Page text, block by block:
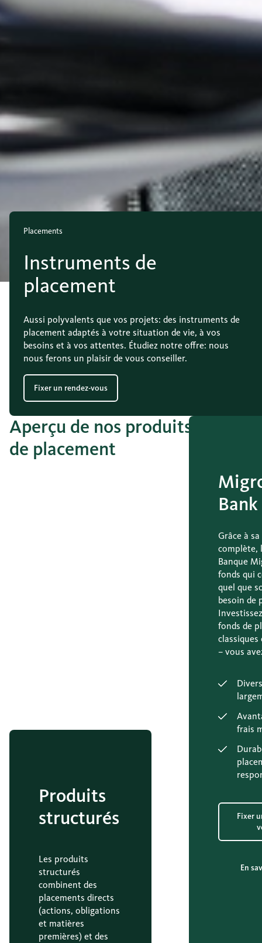
Placements
Instruments de
placement
Aussi polyvalents que vos projets: des instruments de
placement adaptés à votre situation de vie, à vos
besoins et à vos attentes. Étudiez notre offre: nous
nous ferons un plaisir de vous conseiller.
Fixer un rendez-vous
Aperçu de nos produits
de placement
Grâce à
complète,
Banque
fonds qui
quel que
besoin de
fonds de
classiques
– vous
frais
Fixer
En
Produits
structurés
Les produits
structurés
combinent des
placements directs
(actions, obligations
et matières
premières) et des